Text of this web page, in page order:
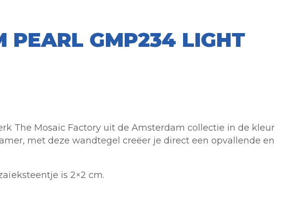
PEARL GMP234 LIGHT
The Mosaic Factory uit de Amsterdam collectie in de kleur
met deze wandtegel creëer je direct een opvallende en
is 2×2 cm.